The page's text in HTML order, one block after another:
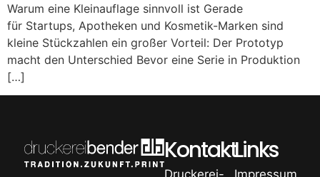
Warum eine Kleinauflage sinnvoll ist Gerade
für Startups, Apotheken und Kosmetik-Marken sind
kleine Stückzahlen ein großer Vorteil: Der Prototyp
macht den Unterschied Bevor eine Serie in Produktion
[…]
Kontakt
Druckerei-
Links
Impressum